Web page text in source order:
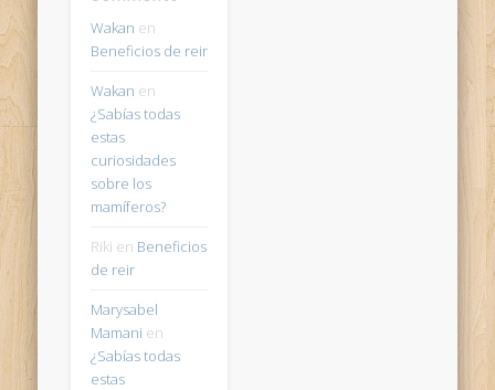
Wakan en
Beneficios de reir
Wakan en
¿Sabías todas
estas
curiosidades
sobre los
mamíferos?
Riki en Beneficios
de reir
Marysabel
Mamani en
¿Sabías todas
estas